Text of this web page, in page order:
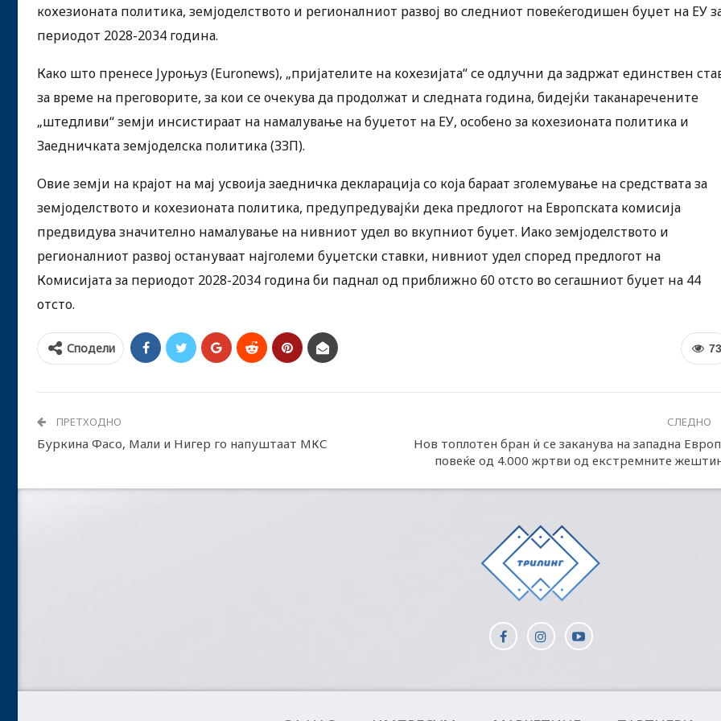
кохезионата политика, земјоделството и регионалниот развој во следниот повеќегодишен буџет на ЕУ
периодот 2028-2034 година.
Како што пренесе Јуроњуз (Euronews), „пријателите на кохезијата“ се одлучни да задржат единствен
за време на преговорите, за кои се очекува да продолжат и следната година, бидејќи таканаречените
„штедливи“ земји инсистираат на намалување на буџетот на ЕУ, особено за кохезионата политика и
Заедничката земјоделска политика (ЗЗП).
Овие земји на крајот на мај усвоија заедничка декларација со која бараат зголемување на средствата за
земјоделството и кохезионата политика, предупредувајќи дека предлогот на Европската комисија
предвидува значително намалување на нивниот удел во вкупниот буџет. Иако земјоделството и
регионалниот развој остануваат најголеми буџетски ставки, нивниот удел според предлогот на
Комисијата за периодот 2028-2034 година би паднал од приближно 60 отсто во сегашниот буџет на 44
отсто.
73
Сподели
ПРЕТХОДНО
Буркина Фасо, Мали и Нигер го напуштаат МКС
СЛЕДНО
Нов топлотен бран ѝ се заканува на западна
повеќе од 4.000 жртви од екстремните